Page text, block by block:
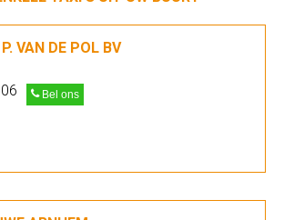
VAN DE POL BV
Bel ons